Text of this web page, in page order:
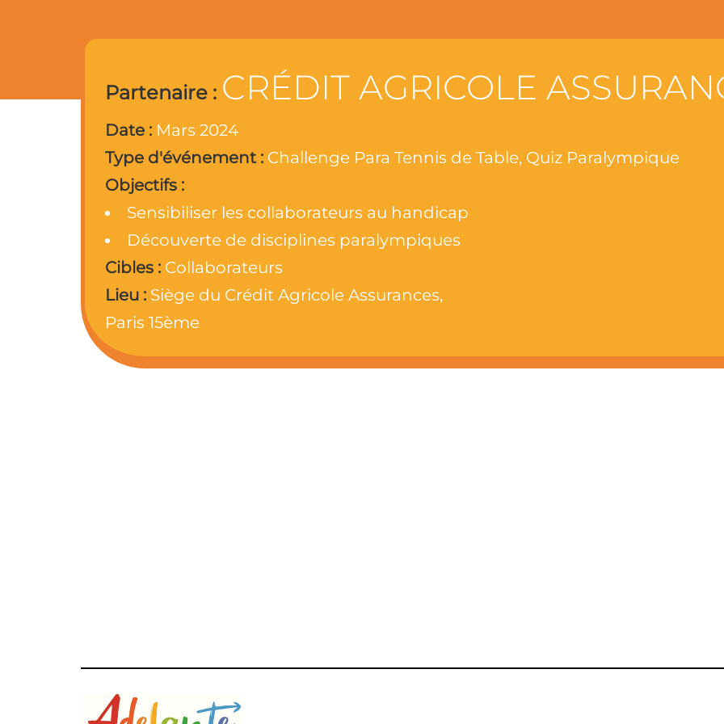
Partenaire : CRÉDIT AGRICOLE
Date : Mars 2024
Type d'événement : Challenge Para Tennis de Table, Quiz Paralympique
Objectifs :
Sensibiliser les collaborateurs au handicap
Découverte de disciplines paralympiques
Cibles : Collaborateurs
Lieu : Siège du Crédit Agricole Assurances,
Paris 15ème